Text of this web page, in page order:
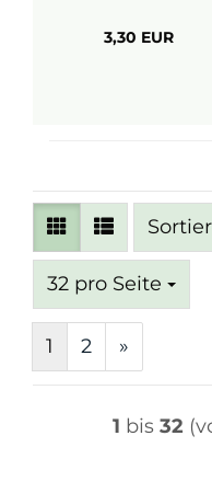
3,30 EUR
32 pro Seite
pro Seite
1 2 »
1 bis 32